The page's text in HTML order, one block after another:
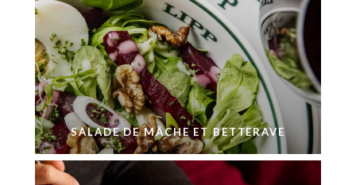
SALADE DE MÂCHE ET BETTERAVE